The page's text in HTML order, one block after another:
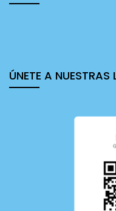
ÚNETE A NUESTRAS